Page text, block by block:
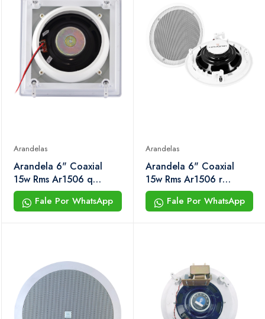
Arandelas
Arandela 6" Coaxial
15w Rms Ar1506 q
Branca Hayonik
Fale Por WhatsApp
Arandelas
Arandela 6" Coaxial
15w Rms Ar1506 r
Branca Hayonik
Fale Por WhatsApp